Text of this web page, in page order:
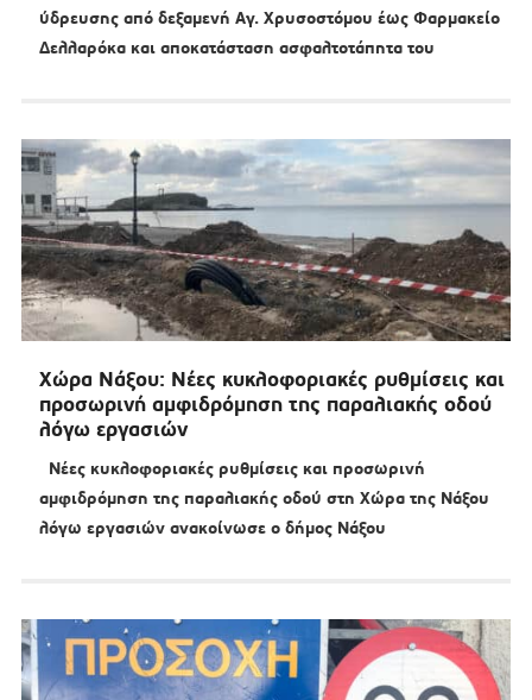
ύδρευσης από δεξαμενή Αγ. Χρυσοστόμου έως Φαρμακείο
Δελλαρόκα και αποκατάσταση ασφαλτοτάπητα του
Χώρα Νάξου: Νέες κυκλοφοριακές ρυθμίσεις και
προσωρινή αμφιδρόμηση της παραλιακής οδού
λόγω εργασιών
Νέες κυκλοφοριακές ρυθμίσεις και προσωρινή
αμφιδρόμηση της παραλιακής οδού στη Χώρα της Νάξου
λόγω εργασιών ανακοίνωσε ο δήμος Νάξου